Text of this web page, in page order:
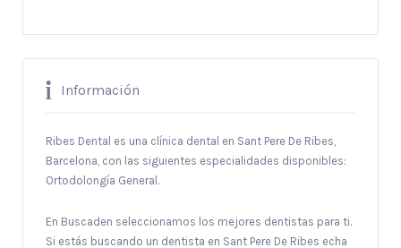
Información
Ribes Dental es una clínica dental en Sant Pere De Ribes,
Barcelona, con las siguientes especialidades disponibles:
Ortodolongía General.
En Buscaden seleccionamos los mejores dentistas para ti.
Si estás buscando un dentista en Sant Pere De Ribes echa